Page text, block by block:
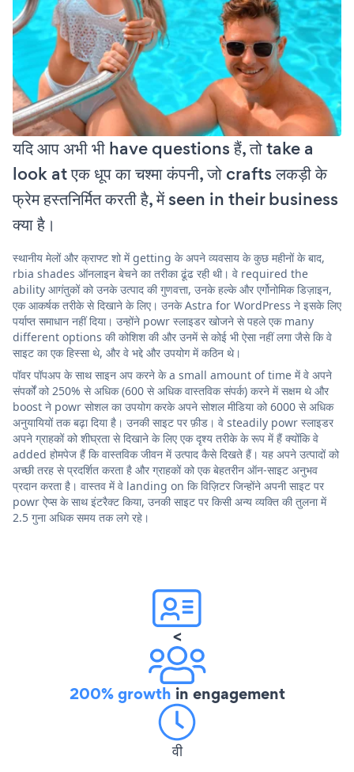
यदि आप अभी भी have questions हैं, तो take a
look at एक धूप का चश्मा कंपनी, जो crafts लकड़ी के
फ्रेम हस्तनिर्मित करती है, में seen in their business
क्या है।
स्थानीय मेलों और क्राफ्ट शो में getting के अपने व्यवसाय के कुछ महीनों के बाद,
rbia shades ऑनलाइन बेचने का तरीका ढूंढ रही थी। वे required the
ability आगंतुकों को उनके उत्पाद की गुणवत्ता, उनके हल्के और एर्गोनोमिक डिज़ाइन,
एक आकर्षक तरीके से दिखाने के लिए। उनके Astra for WordPress ने इसके लिए
पर्याप्त समाधान नहीं दिया। उन्होंने powr स्लाइडर खोजने से पहले एक many
different options की कोशिश की और उनमें से कोई भी ऐसा नहीं लगा जैसे कि वे
साइट का एक हिस्सा थे, और वे भद्दे और उपयोग में कठिन थे।
पॉवर पॉपअप के साथ साइन अप करने के a small amount of time में वे अपने
संपर्कों को 250% से अधिक (600 से अधिक वास्तविक संपर्क) करने में सक्षम थे और
boost ने powr सोशल का उपयोग करके अपने सोशल मीडिया को 6000 से अधिक
अनुयायियों तक बढ़ा दिया है। उनकी साइट पर फ़ीड। वे steadily powr स्लाइडर
अपने ग्राहकों को शीघ्रता से दिखाने के लिए एक दृश्य तरीके के रूप में हैं क्योंकि वे
added होमपेज हैं कि वास्तविक जीवन में उत्पाद कैसे दिखते हैं। यह अपने उत्पादों को
अच्छी तरह से प्रदर्शित करता है और ग्राहकों को एक बेहतरीन ऑन-साइट अनुभव
प्रदान करता है। वास्तव में वे landing on कि विज़िटर जिन्होंने अपनी साइट पर
powr ऐप्स के साथ इंटरैक्ट किया, उनकी साइट पर किसी अन्य व्यक्ति की तुलना में
2.5 गुना अधिक समय तक लगे रहे।
<
200% growth in engagement
वी